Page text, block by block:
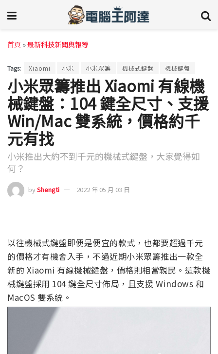
首頁 »最新科技新聞與報導
Tags: Xiaomi 小米 小米眾籌 機械式鍵盤 機械鍵盤
小米眾籌推出 Xiaomi 有線機
械鍵盤：104 鍵全尺寸、支援
Win/Mac 雙系統，價格約千
元有找
小米推出大約不到千元的機械式鍵盤，大家覺得如
何？
byShengti 2022 年 05 月 03 日
以往機械式鍵盤即便是便宜的款式，也都要超過千元
的價格才有機會入手，不過近期小米眾籌推出一款全
新的 Xiaomi 有線機械鍵盤，價格則相當親民。這款機
械鍵盤採用 104 鍵全尺寸佈局，且支援 Windows 和
MacOS 雙系統。